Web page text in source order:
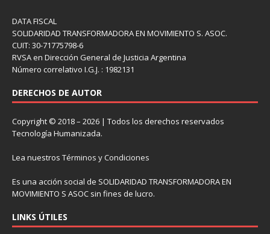
DATA FISCAL
SOLIDARIDAD TRANSFORMADORA EN MOVIMIENTO S. ASOC.
CUIT: 30-71775798-6
RVSA en Dirección General de Justicia Argentina
Número correlativo I.G.J. : 1982131
DERECHOS DE AUTOR
Copyright © 2018 – 2026 | Todos los derechos reservados
Tecnología Humanizada.
Lea nuestros Términos y Condiciones
Es una acción social de SOLIDARIDAD TRANSFORMADORA EN
MOVIMIENTO S ASOC sin fines de lucro.
LINKS ÚTILES